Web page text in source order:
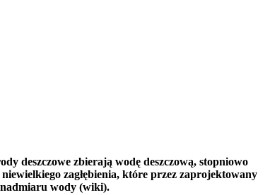
deszczowe zbierają wodę deszczową, stopniowo
zagłębienia, które przez zaprojektowany
nadmiaru wody (wiki).